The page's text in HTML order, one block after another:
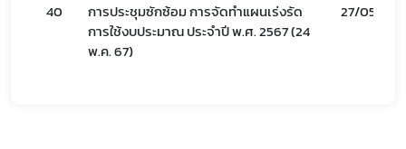
40
การประชุมซักซ้อม การจัดทำแผนเร่งรัด
การใช้งบประมาณ ประจำปี พ.ศ. 2567 (24
พ.ค. 67)
27/05/67